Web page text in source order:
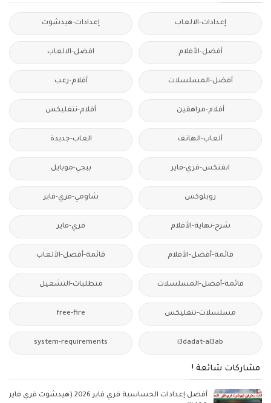
إعدادات-الالعاب إعدادات-هيدشوت
أفضل-الأفلام افضل-الالعاب
أفضل-المسلسلات أفلام-رعب
أفلام-مراهقين أفلام-نتفليكس
ألعاب-الهاتف العاب-جديدة
انفنكس-فري-فاير ببجي-موبايل
روبلوكس شاومي-فري-فاير
شرح-نهاية-الأفلام فري-فاير
قائمة-أفضل-الأفلام قائمة-أفضل-الألعاب
قائمة-أفضل-المسلسلات متطلبات-التشغيل
مسلسلات-نتفليكس free-fire
i3dadat-al3ab
system-requirements
مشاركات شائعة !
أفضل إعدادات الحساسية فري فاير 2026 (هيدشوت فري فاير